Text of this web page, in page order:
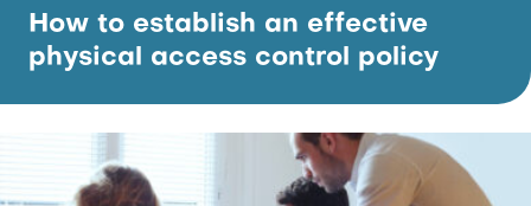
How to establish an effective
physical access control policy